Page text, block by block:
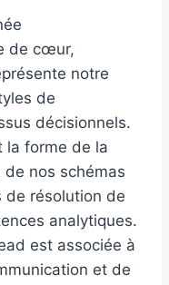
de cœur,
notre
de
décisionnels.
la forme de la
nos schémas
de résolution de
analytiques.
est associée à
et de